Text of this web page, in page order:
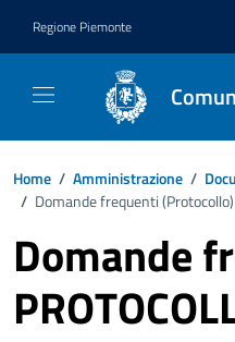
Regione Piemonte
Home / Amministrazione /
/ Domande frequenti (Protocollo)
Domande